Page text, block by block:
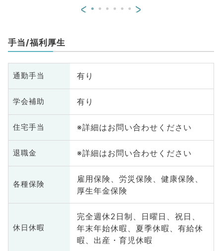
科、老年内科、外科系全般、一般
< >
手当/福利厚生
通勤手当 有り
学会補助 有り
住宅手当 ※詳細はお問い合わせください
退職金 ※詳細はお問い合わせください
各種保険
雇用保険、労災保険、健康保険、
厚生年金保険
休日休暇
完全週休2日制、日曜日、祝日、
年末年始休暇、夏季休暇、有給休
暇、出産・育児休暇